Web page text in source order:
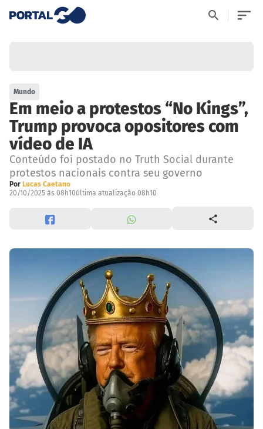
Mundo
Em meio a protestos “No Kings”,
Trump provoca opositores com
vídeo de IA
Conteúdo foi postado no Truth Social durante
protestos nacionais contra seu governo
Por Lucas Caetano
20/10/2025 às 08h10última atualização 08h10